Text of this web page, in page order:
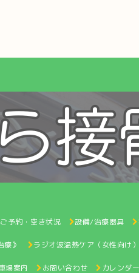
ご予約・空き状況 設備/治療器具
療》 ラジオ波温熱ケア（女性向け）
場案内 お問い合わせ カレンダー